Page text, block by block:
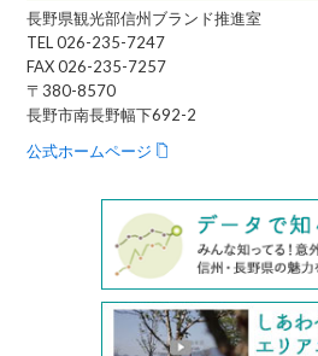
長野県観光部信州ブランド推進室
TEL 026-235-7247
FAX 026-235-7257
〒380-8570
長野市南長野幅下692-2
公式ホームページ